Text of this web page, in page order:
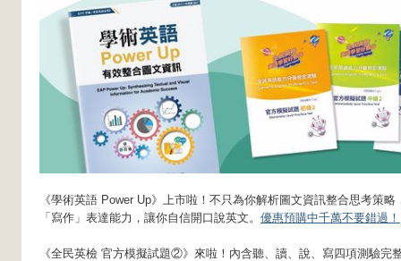
《學術英語 Power Up》上市啦！不只為你解析圖文資訊整合思考策
「寫作」表達能力，讓你自信開口說英文。 優惠預購中千萬不要錯過！
《全民英檢 官方模擬試題②》來啦！內含聽、讀、說、寫四項測驗完